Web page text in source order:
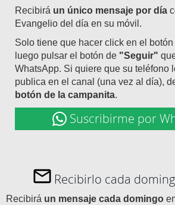
Recibirá un único mensaje por día
Evangelio del día en su móvil.
Solo tiene que hacer click en el
luego pulsar el botón de "Seguir"
WhatsApp. Si quiere que su teléfono
publica en el canal (una vez al día),
botón de la campanita.
Suscribirme por
Recibirlo cada
Recibirá un mensaje cada domingo